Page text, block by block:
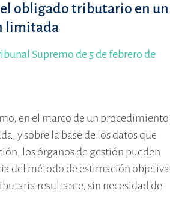
obligado tributario en un
limitada
Supremo de 5 de febrero de
en el marco de un procedimiento
y sobre la base de los datos que
los órganos de gestión pueden
del método de estimación objetiva
resultante, sin necesidad de